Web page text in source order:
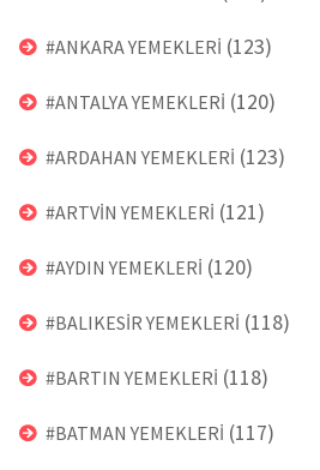
#ANKARA YEMEKLERİ (123)
#ANTALYA YEMEKLERİ (120)
#ARDAHAN YEMEKLERİ (123)
#ARTVİN YEMEKLERİ (121)
#AYDIN YEMEKLERİ (120)
#BALIKESİR YEMEKLERİ (118)
#BARTIN YEMEKLERİ (118)
#BATMAN YEMEKLERİ (117)